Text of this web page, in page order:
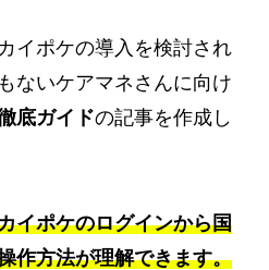
イポケの導入を検討され
ないケアマネさんに向け
底ガイドの記事を作成し
イポケのログインから国
作方法が理解できます。